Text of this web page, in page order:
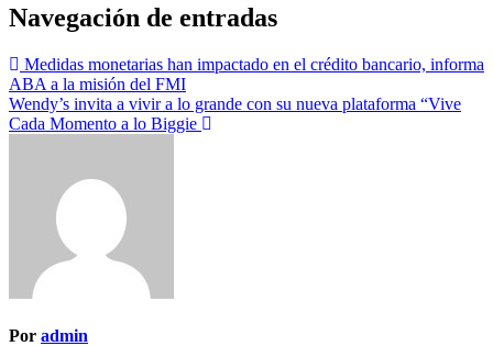
Navegación de entradas
Medidas monetarias han impactado en el crédito bancario, informa
ABA a la misión del FMI
Wendy’s invita a vivir a lo grande con su nueva plataforma “Vive
Cada Momento a lo Biggie
Por admin